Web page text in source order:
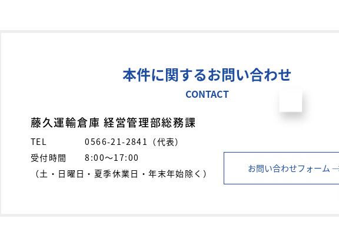
本件に関するお問い合わせ
CONTACT
藤久運輸倉庫 経営管理部総務課
TEL
0566-21-2841（代表）
受付時間
8:00～17:00
（土・日曜日・夏季休業日・年末年始除く）
お問い合わせフォーム